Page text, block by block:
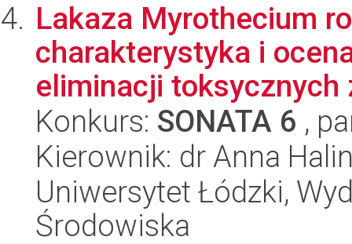
Lakaza Myrothecium
charakterystyka i
eliminacji toksycznych
Konkurs: SONATA 6 ,
Kierownik: dr Anna
Uniwersytet Łódzki,
Środowiska